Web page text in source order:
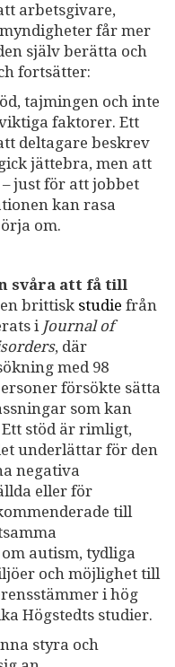
arbetsgivare,
får mer
själv berätta och
fortsätter:
tajmingen och inte
faktorer. Ett
deltagare beskrev
jättebra, men att
just för att jobbet
kan rasa
om.
svåra att få till
brittisk studie från
i Journal of
, där
med 98
försökte sätta
som kan
stöd är rimligt,
underlättar för den
negativa
eller för
till
autism, tydliga
och möjlighet till
i hög
Högstedts studier.
styra och